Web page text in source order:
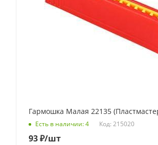
Гармошка Малая 22135
Есть в наличии: 4 Код: 215020
93₽/шт